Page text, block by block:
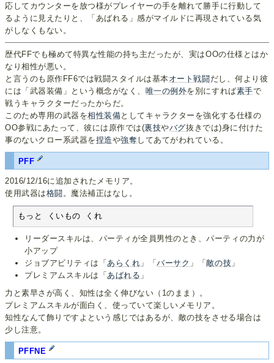
応してカウンターを放つ様がプレイヤーの手を離れて勝手に行動して
るように見えたりと、「あばれる」感がマイルドに再現されている気
がしなくもない。
歴代FFでも極めて特異な性能の持ち主だったが、実はOOの仕様とはか
なり相性が悪い。
と言うのも原作FF6では戦闘スタイルは基本オート戦闘 だし、何より彼
には「武器装備」という概念がなく、 唯一の例外を別にすれば素手で
戦うキャラクターだったからだ。
このため専用の武器を相性装備としてキャラクターを強化する仕様の
OO参戦にあたって、彼には原作では(裏技やバグ抜きでは)身に付けた
事のないクロー系武器を捏造や強奪 してあてがわれている。
PFF
2016/12/16に追加されたメモリア。
使用武器は格闘 。魔法補正はなし。
もっと くいもの くれ
リーダースキルは、パーティが全員男性のとき、パーティの力が
小アップ
ジョブアビリティは「あらくれ 」「バーサク 」「敵の技 」
プレミアムスキルは「あばれる 」
力と素早さが高く、知性は全く伸びない（1のまま）。
プレミアムスキルが面白く、使っていて楽しいメモリア。
知性なんて飾りですよという感じではあるが、敵の技をさせる場合は
少し注意。
PFFNE